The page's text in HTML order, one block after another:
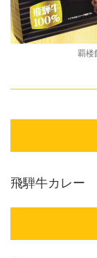
覇楼
飛騨牛カレー